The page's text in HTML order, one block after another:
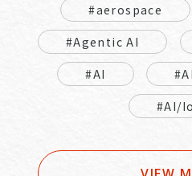
#aerospace
#Agentic AI
#AI
#AI/